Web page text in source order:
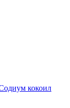
кокоил